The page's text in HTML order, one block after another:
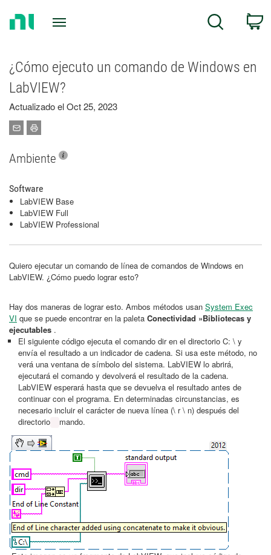
Search
¿Cómo ejecuto un comando de Windows en
LabVIEW?
Actualizado el Oct 25, 2023
Ambiente
Software
LabVIEW Base
LabVIEW Full
LabVIEW Professional
Quiero ejecutar un comando de línea de comandos de Windows en
LabVIEW. ¿Cómo puedo lograr esto?
Hay dos maneras de lograr esto. Ambos métodos usan System Exec
VI que se puede encontrar en la paleta Conectividad »Bibliotecas y
ejecutables .
El siguiente código ejecuta el comando dir en el directorio C: \ y
envía el resultado a un indicador de cadena. Si usa este método, no
verá una ventana de símbolo del sistema. LabVIEW lo abrirá,
ejecutará el comando y devolverá el resultado de la cadena.
LabVIEW esperará hasta que se devuelva el resultado antes de
continuar con el programa. En determinadas circunstancias, es
necesario incluir el carácter de nueva línea (\ r \ n) después del
directorio
mando.